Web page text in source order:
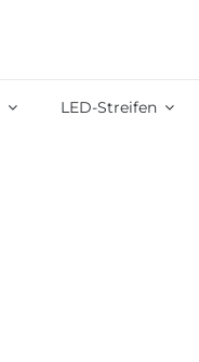
LED-Streifen